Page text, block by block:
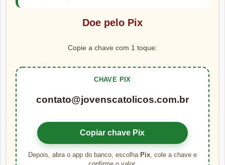
Doe pelo Pix
Copie a chave com 1 toque:
CHAVE PIX
contato@jovenscatolicos.com.br
Copiar chave Pix
Depois, abra o app do banco, escolha Pix, cole a chave e